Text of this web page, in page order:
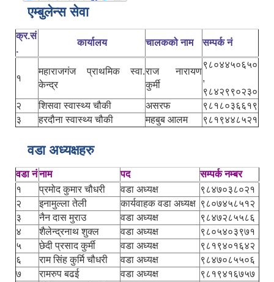
एम्बुलेन्स सेवा
क्र.सं
.
कार्यालय चालकको नाम सम्पर्क नं
१
महाराजगंज प्राथमिक स्वा.
केन्द्र
राज नारायण
कुर्मी
९८०४४५०६५०
,
९८४२९९०२३०
२
शिसवा स्वास्थ्य चौकी असरफ
९८१८०३६६१९
३
हरदौना स्वास्थ्य चौकी महबुब आलम ९८१९४४८५२१
वडा अध्यक्षहरु
वडा नंनाम पद
सम्पर्क नम्बर
१
प्रमोद कुमार चौधरी वडा अध्यक्ष
९८४७०३८०२१
२
इनामुल्ला तेली कार्यवाहक वडा अध्यक्ष ९८०७४५८५१२
३
नैन दास मुराउ वडा अध्यक्ष
९८४७२८५५८६
४
शैलेन्द्रनाथ शुक्ल वडा अध्यक्ष
९८०५४०३९७१
५
छेदी प्रसाद कुर्मी वडा अध्यक्ष
९८१९४०१६४२
६
राम सिंह कुर्मि चौधरी वडा अध्यक्ष
९८४७०८५५०६
७
रामरुप बढई वडा अध्यक्ष
९८१९४१६७५७